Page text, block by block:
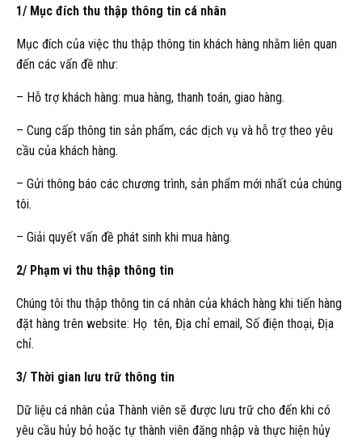
1/ Mục đích thu thập thông tin cá nhân
Mục đích của việc thu thập thông tin khách hàng nhằm liên quan
đến các vấn đề như:
– Hỗ trợ khách hàng: mua hàng, thanh toán, giao hàng.
– Cung cấp thông tin sản phẩm, các dịch vụ và hỗ trợ theo yêu
cầu của khách hàng.
– Gửi thông báo các chương trình, sản phẩm mới nhất của chúng
tôi.
– Giải quyết vấn đề phát sinh khi mua hàng.
2/ Phạm vi thu thập thông tin
Chúng tôi thu thập thông tin cá nhân của khách hàng khi tiến hàng
đặt hàng trên website: Họ tên, Địa chỉ email, Số điện thoại, Địa
chỉ.
3/ Thời gian lưu trữ thông tin
Dữ liệu cá nhân của Thành viên sẽ được lưu trữ cho đến khi có
yêu cầu hủy bỏ hoặc tự thành viên đăng nhập và thực hiện hủy